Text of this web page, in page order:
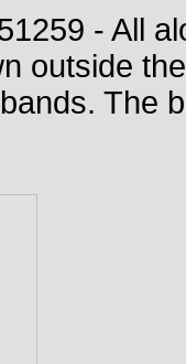
- All
outside
The